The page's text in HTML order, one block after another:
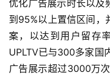
优化广告展示时长以及
到95%以上置信区间，
案，以达到用户留存
UPLTV已与300多家国
广告展示超过3000万